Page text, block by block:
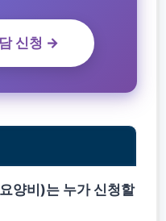
신청 →
양비)는 누가 신청할